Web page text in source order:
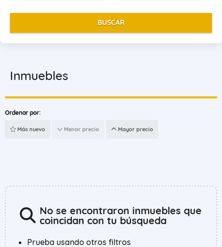
BUSCAR
Inmuebles
Ordenar por:
Más nuevo Menor precio Mayor precio
No se encontraron inmuebles que
coincidan con tu búsqueda
Prueba usando otros filtros